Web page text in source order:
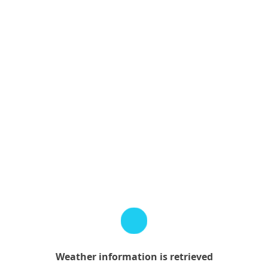
Weather
information
retrieved
Weather information is retrieved